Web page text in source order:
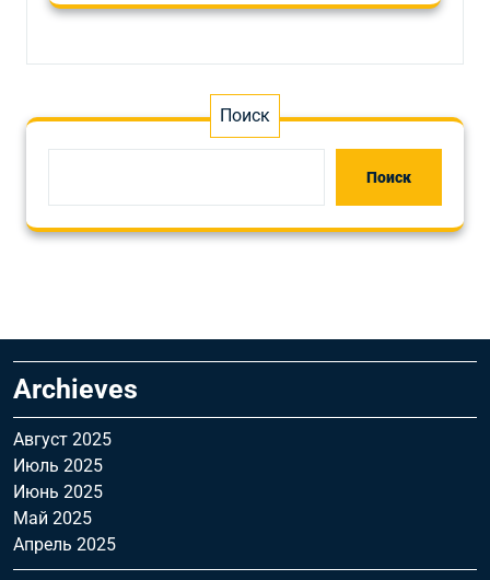
Поиск
Поиск
Archieves
Август 2025
Июль 2025
Июнь 2025
Май 2025
Апрель 2025